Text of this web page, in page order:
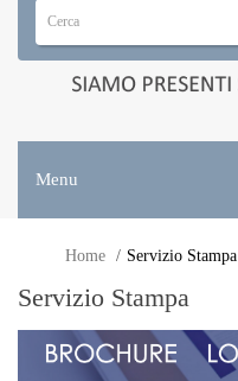
Menu
Home Servizio Stampa
Servizio Stampa